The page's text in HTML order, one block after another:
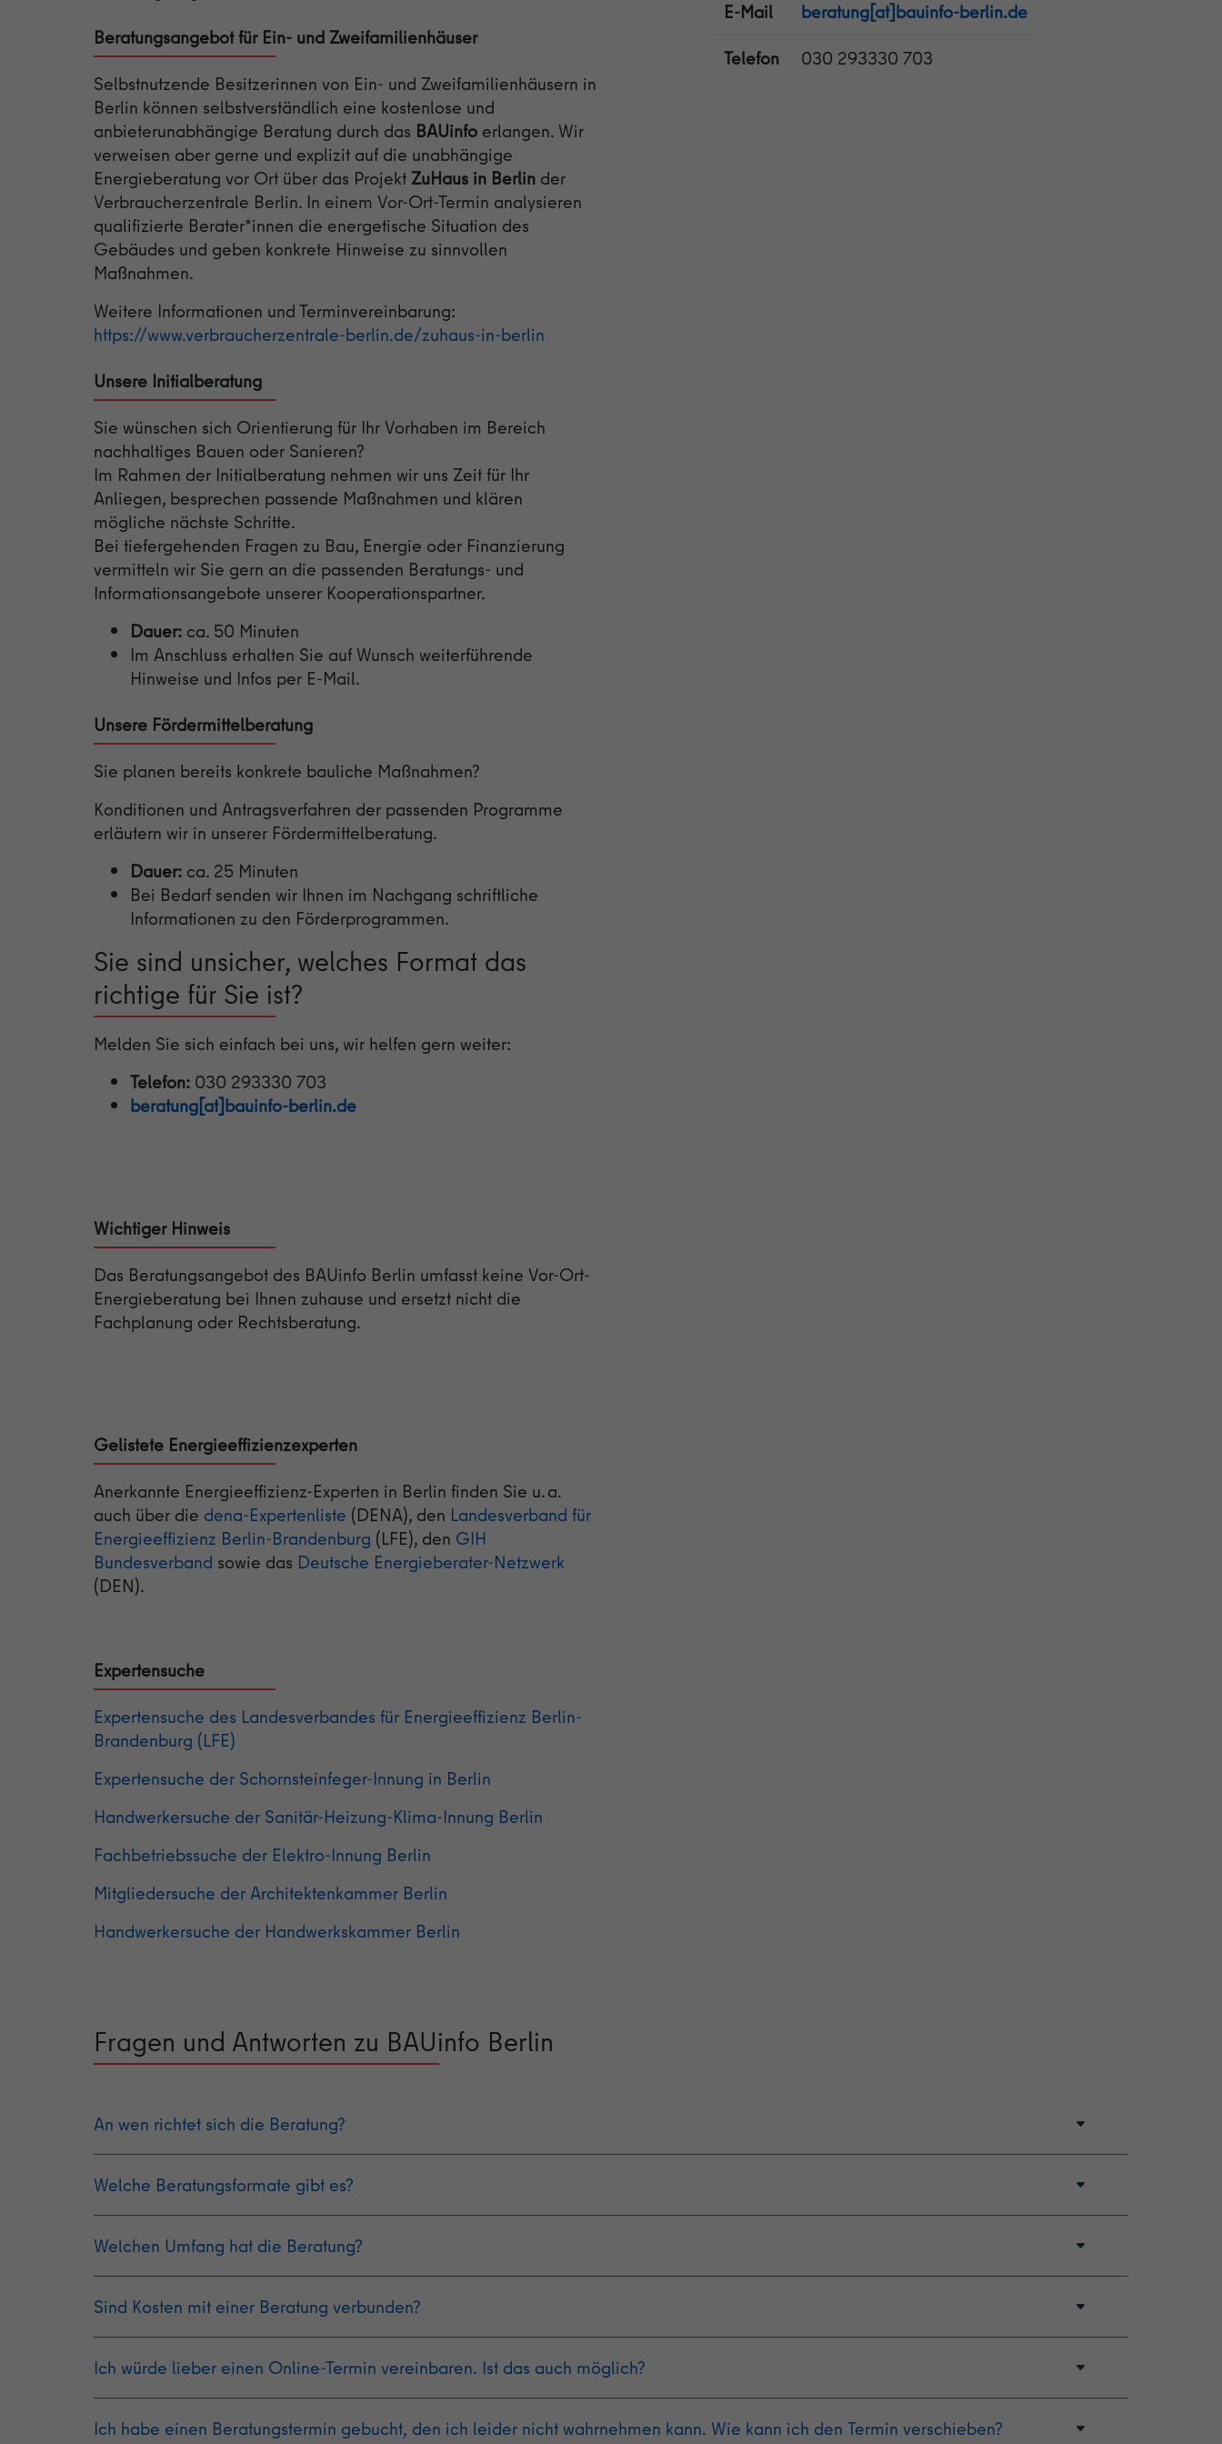
Beratungsangebot für Ein- und Zweifamilienhäuser
Selbstnutzende Besitzerinnen von Ein- und Zweifamilienhäusern in
Berlin können selbstverständlich eine kostenlose und
anbieterunabhängige Beratung durch das BAUinfo erlangen. Wir
verweisen aber gerne und explizit auf die unabhängige
Energieberatung vor Ort über das ProjektZuHaus in Berlin der
Verbraucherzentrale Berlin. In einem Vor-Ort-Termin analysieren
qualifizierte Berater*innen die energetische Situation des
Gebäudes und geben konkrete Hinweise zu sinnvollen
Maßnahmen.
Weitere Informationen und Terminvereinbarung:
https://www.verbraucherzentrale-berlin.de/zuhaus-in-berlin
Unsere Initialberatung
Sie wünschen sich Orientierung für Ihr Vorhaben im Bereich
nachhaltiges Bauen oder Sanieren?
Im Rahmen der Initialberatung nehmen wir uns Zeit für Ihr
Anliegen, besprechen passende Maßnahmen und klären
mögliche nächste Schritte.
Bei tiefergehenden Fragen zu Bau, Energie oder Finanzierung
vermitteln wir Sie gern an die passenden Beratungs- und
Informationsangebote unserer Kooperationspartner.
Dauer: ca. 50 Minuten
Im Anschluss erhalten Sie auf Wunsch weiterführende
Hinweise und Infos per E-Mail.
Unsere Fördermittelberatung
Sie planen bereits konkrete bauliche Maßnahmen?
Konditionen und Antragsverfahren der passenden Programme
erläutern wir in unserer Fördermittelberatung.
Dauer: ca. 25 Minuten
Bei Bedarf senden wir Ihnen im Nachgang schriftliche
Informationen zu den Förderprogrammen.
Sie sind unsicher, welches Format das
richtige für Sie ist?
Melden Sie sich einfach bei uns, wir helfen gern weiter:
Telefon: 030 293330 703
beratung[at]bauinfo-berlin.de
Wichtiger Hinweis
Das Beratungsangebot des BAUinfo Berlin umfasst keine Vor-Ort-
Energieberatung bei Ihnen zuhause und ersetzt nicht die
Fachplanung oder Rechtsberatung.
Gelistete Energieeffizienzexperten
Anerkannte Energieeffizienz-Experten in Berlin finden Sie u. a.
auch über die dena-Expertenliste (DENA), den Landesverband für
Energieeffizienz Berlin-Brandenburg (LFE), den GIH
Bundesverband sowie das Deutsche Energieberater-Netzwerk
(DEN).
Expertensuche
Expertensuche des Landesverbandes für Energieeffizienz Berlin-
Brandenburg (LFE)
Expertensuche der Schornsteinfeger-Innung in Berlin
Handwerkersuche der Sanitär-Heizung-Klima-Innung Berlin
Fachbetriebssuche der Elektro-Innung Berlin
Mitgliedersuche der Architektenkammer Berlin
Handwerkersuche der Handwerkskammer Berlin
E-Mail
beratung[at]bauinfo-berlin.de
Telefon
030 293330 703
Fragen und Antworten zu BAUinfo Berlin
An wen richtet sich die Beratung?
anzeigen
verbergen
Welche Beratungsformate gibt es?
anzeigen
verbergen
Welchen Umfang hat die Beratung?
anzeigen
verbergen
Sind Kosten mit einer Beratung verbunden?
anzeigen
verbergen
Ich würde lieber einen Online-Termin vereinbaren. Ist das auch möglich?
anzeigen
verbergen
Ich habe einen Beratungstermin gebucht, den ich leider nicht wahrnehmen kann. Wie kann ich den Termin verschieben?
anzeigen
verbergen
Laufzeit
Zweck
Cookie von Google zur Steuerung der erweiterten
Script- und Ereignisbehandlung.